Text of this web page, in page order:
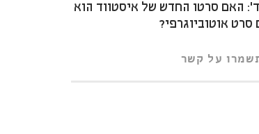
האם סרטו החדש של איסטווד הוא
סרט אוטוביוגרפי?
על קשר